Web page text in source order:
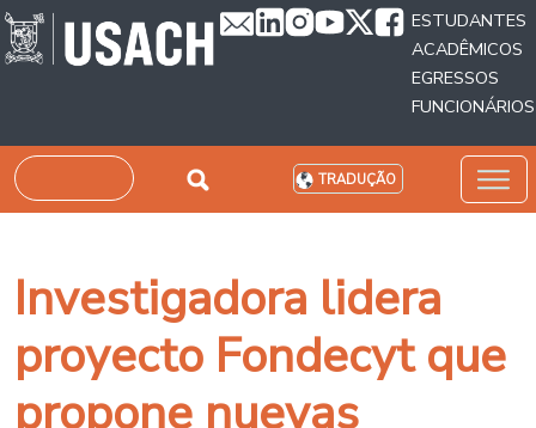
Passar para o conteúdo principal
ESTUDANTES
ACADÊMICOS
EGRESSOS
FUNCIONÁRIOS
Pesquisar TRADUÇÃO
Investigadora lidera
proyecto Fondecyt que
propone nuevas